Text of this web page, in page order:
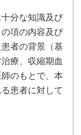
分な知識及び
項の内容及び
者の背景（基
療、収縮期血
のもとで、本
患者に対して